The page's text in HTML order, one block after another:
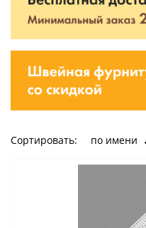
Сортировать: по имени